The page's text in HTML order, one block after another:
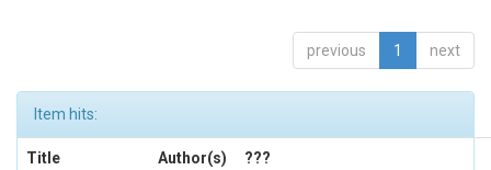
previous 1 next
Item hits:
Title Author(s)
???